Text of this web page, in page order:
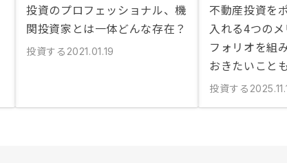
投資のプロフェッショナル、機
関投資家とは一体どんな存在？
投資する 2021.01.19
不動産投資を
入れる4つの
フォリオを組
おきたいこと
投資する